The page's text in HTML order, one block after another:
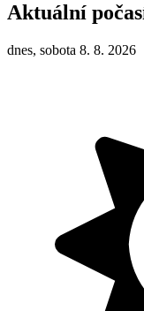
Aktuální
dnes, sobota 8. 8. 2026